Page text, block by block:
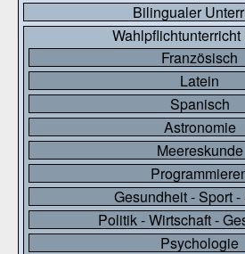
Bilingualer
Wahlpflichtunterricht
Französisch
Latein
Spanisch
Astronomie
Meereskunde
Gesundheit - Sport
Politik - Wirtschaft -
Psychologie